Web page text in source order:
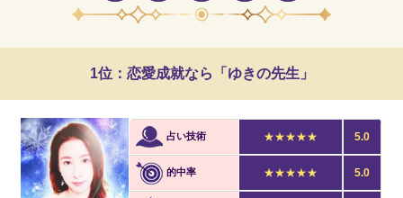
1位：恋愛成就なら「ゆきの先生」
占い技術 ★★★★★ 5.0
的中率 ★★★★★ 5.0